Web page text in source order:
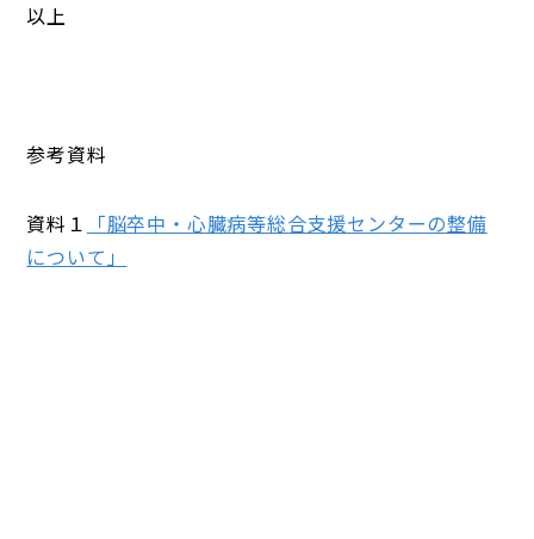
以上
参考資料
資料１ 「脳卒中・心臓病等総合支援センターの整備
について」